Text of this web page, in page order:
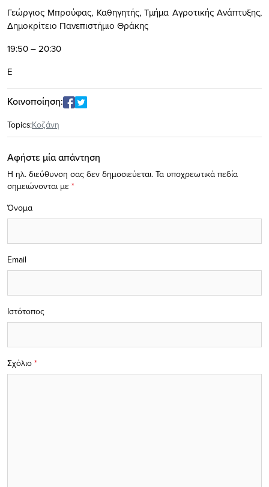
Γεώργιος Μπρούφας, Καθηγητής, Τμήμα Αγροτικής Ανάπτυξης,
Δημοκρίτειο Πανεπιστήμιο Θράκης
19:50 – 20:30
Ε
Κοινοποίηση:
Topics:Κοζάνη
Αφήστε μία απάντηση
Η ηλ. διεύθυνση σας δεν δημοσιεύεται. Τα υποχρεωτικά πεδία
σημειώνονται με *
Σχόλιο *
Όνομα
Email
Ιστότοπος